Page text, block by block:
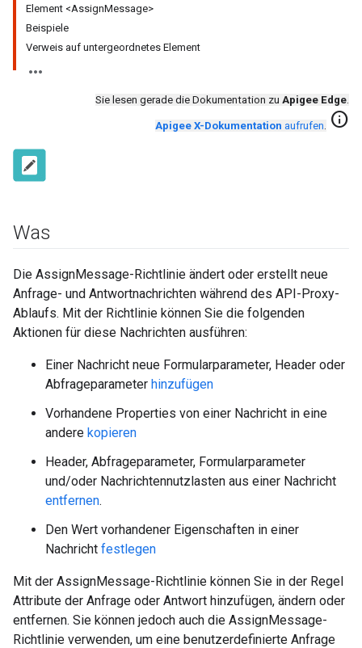
Element <AssignMessage>
Beispiele
Verweis auf untergeordnetes Element
Sie lesen gerade die Dokumentation zu Apigee Edge.
Apigee X-Dokumentation aufrufen. info
Was
Die AssignMessage-Richtlinie ändert oder erstellt neue
Anfrage- und Antwortnachrichten während des API-Proxy-
Ablaufs. Mit der Richtlinie können Sie die folgenden
Aktionen für diese Nachrichten ausführen:
Einer Nachricht neue Formularparameter, Header oder
Abfrageparameter hinzufügen
Vorhandene Properties von einer Nachricht in eine
andere kopieren
Header, Abfrageparameter, Formularparameter
und/oder Nachrichtennutzlasten aus einer Nachricht
entfernen.
Den Wert vorhandener Eigenschaften in einer
Nachricht festlegen
Mit der AssignMessage-Richtlinie können Sie in der Regel
Attribute der Anfrage oder Antwort hinzufügen, ändern oder
entfernen. Sie können jedoch auch die AssignMessage-
Richtlinie verwenden, um eine benutzerdefinierte Anfrage